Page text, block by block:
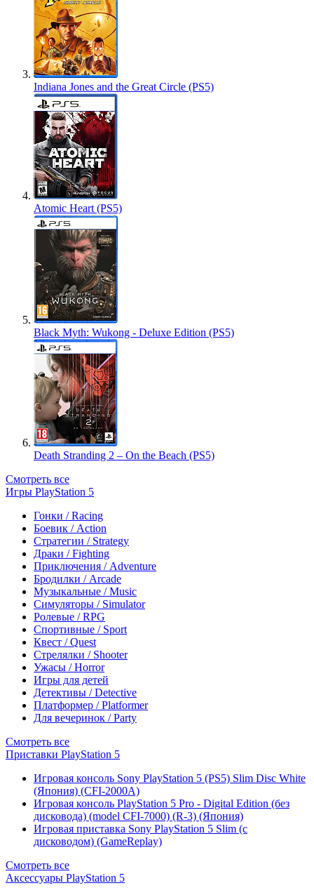
Indiana Jones and the Great Circle (PS5)
Atomic Heart (PS5)
Black Myth: Wukong - Deluxe Edition (PS5)
Death Stranding 2 – On the Beach (PS5)
Смотреть все
Игры PlayStation 5
Гонки / Racing
Боевик / Action
Стратегии / Strategy
Драки / Fighting
Приключения / Adventure
Бродилки / Arcade
Музыкальные / Music
Симуляторы / Simulator
Ролевые / RPG
Спортивные / Sport
Квест / Quest
Стрелялки / Shooter
Ужасы / Horror
Игры для детей
Детективы / Detective
Платформер / Platformer
Для вечеринок / Party
Смотреть все
Приставки PlayStation 5
Игровая консоль Sony PlayStation 5 (PS5) Slim Disc White
(Япония) (CFI-2000A)
Игровая консоль PlayStation 5 Pro - Digital Edition (без
дисковода) (model CFI-7000) (R-3) (Япония)
Игровая приставка Sony PlayStation 5 Slim (с
дисководом) (GameReplay)
Смотреть все
Аксессуары PlayStation 5